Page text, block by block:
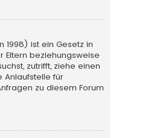
1998) ist ein Gesetz in
Eltern beziehungsweise
zutrifft, ziehe einen
Anlaufstelle für
zu diesem Forum